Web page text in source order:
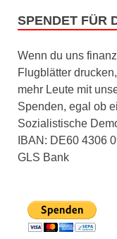
SPENDET FÜR
Wenn du uns
Flugblätter
mehr Leute mit
Spenden, egal ob
Sozialistische
IBAN: DE60 4306
GLS Bank